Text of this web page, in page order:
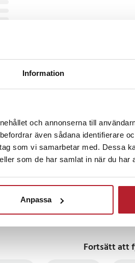
Information
och annonserna till
även sådana identifierare
som vi samarbetar med. Dessa
som de har samlat in när du har
Anpassa
det kunde vara lite bättre lim
Fortsätt att